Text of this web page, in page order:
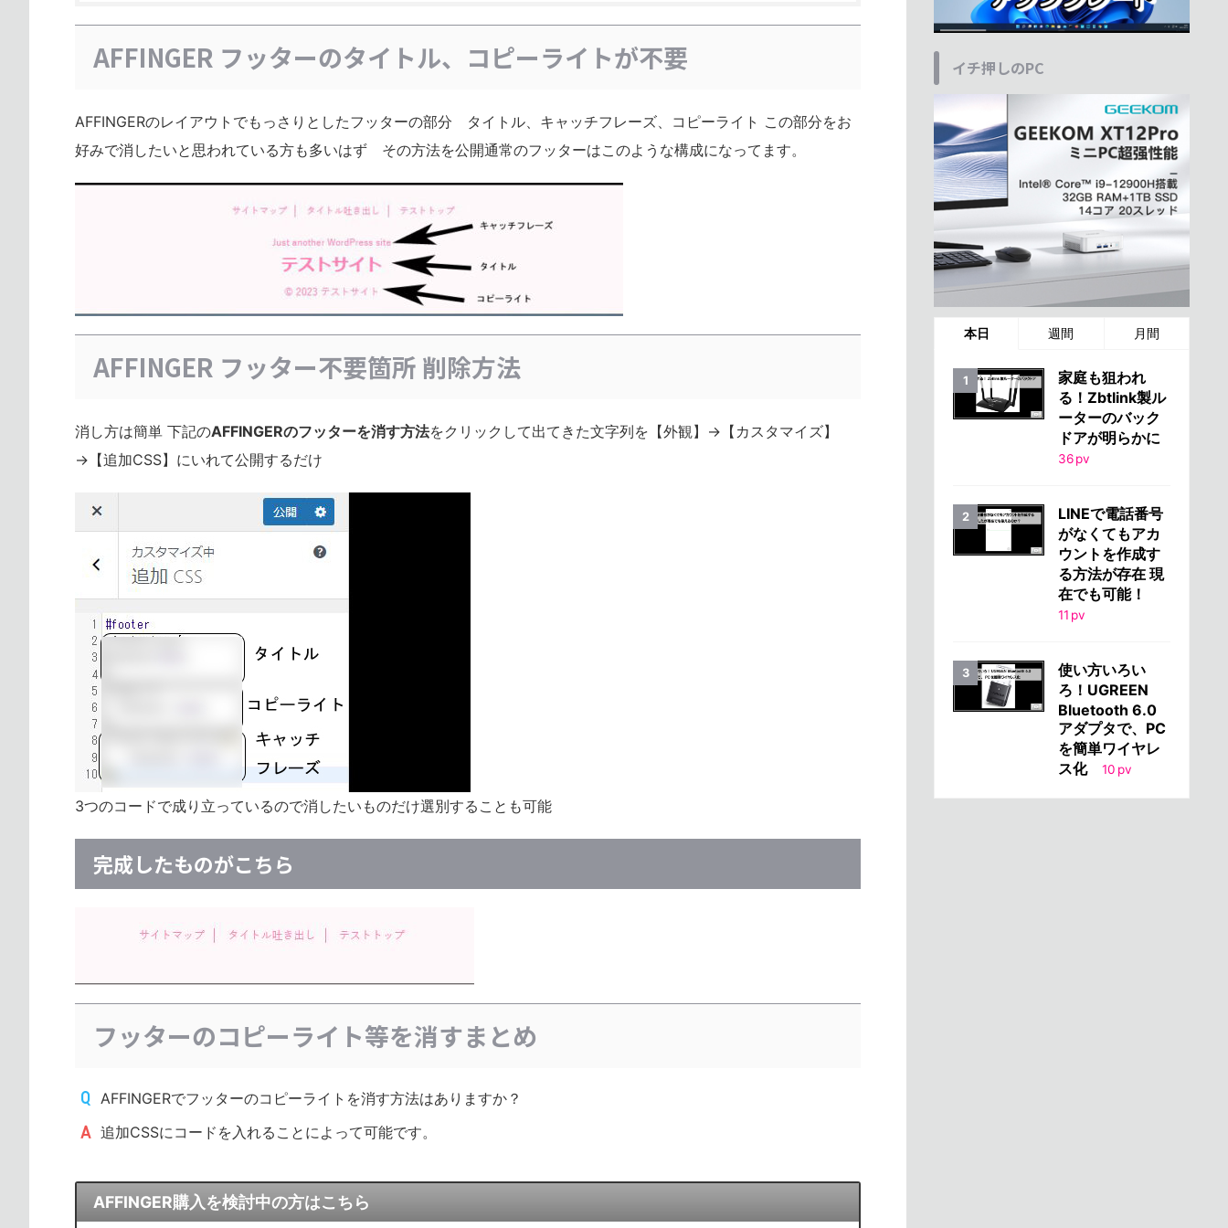
AFFINGER フッターのタイトル、コピーライトが不要
AFFINGERのレイアウトでもっさりとしたフッターの部分 タイトル、キャッチフレーズ、コピーライト この部分をお
好みで消したいと思われている方も多いはず その方法を公開通常のフッターはこのような構成になってます。
AFFINGER フッター不要箇所 削除方法
消し方は簡単 下記のAFFINGERのフッターを消す方法をクリックして出てきた文字列を【外観】→【カスタマイズ】
→【追加CSS】にいれて公開するだけ
3つのコードで成り立っているので消したいものだけ選別することも可能
完成したものがこちら
フッターのコピーライト等を消すまとめ
AFFINGERでフッターのコピーライトを消す方法はありますか？
追加CSSにコードを入れることによって可能です。
AFFINGER購入を検討中の方はこちら
イチ押しのPC
本日 週間 月間
家庭も狙われ
る！Zbtlink製ル
ーターのバック
ドアが明らかに
36pv
LINEで電話番号
がなくてもアカ
ウントを作成す
る方法が存在 現
在でも可能！
11 pv
使い方いろい
ろ！UGREEN
Bluetooth 6.0
アダプタで、PC
を簡単ワイヤレ
ス化
10 pv